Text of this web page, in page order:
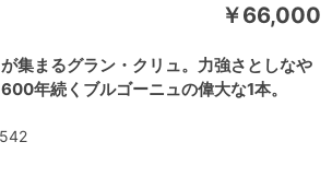
集まるグラン・クリュ。力強さとしなや
年続くブルゴーニュの偉大な1本。
￥66,000